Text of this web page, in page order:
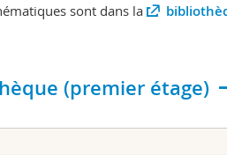
sont dans la
(premier étage)